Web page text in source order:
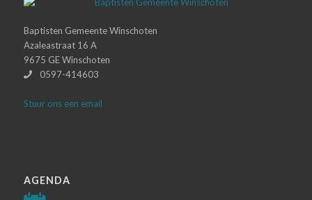
Baptisten Gemeente Winschoten
Azaleastraat 16 A
9675 GE Winschoten
0597-414603
Stuur ons een email
AGENDA